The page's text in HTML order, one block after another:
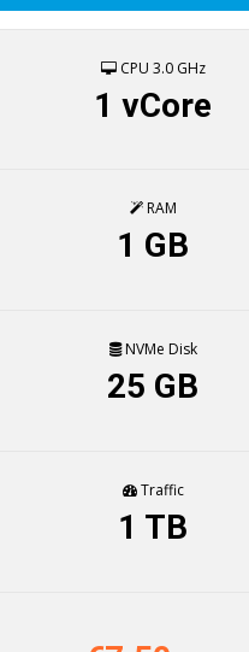
CPU 3.0 GHz
1 vCore
RAM
1 GB
NVMe Disk
25 GB
Traffic
1 TB